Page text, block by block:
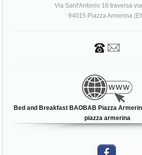
Via Sant'Antonio 16 traversa
94015 Piazza Armerina
Bed and Breakfast BAOBAB Piazza
piazza armerina